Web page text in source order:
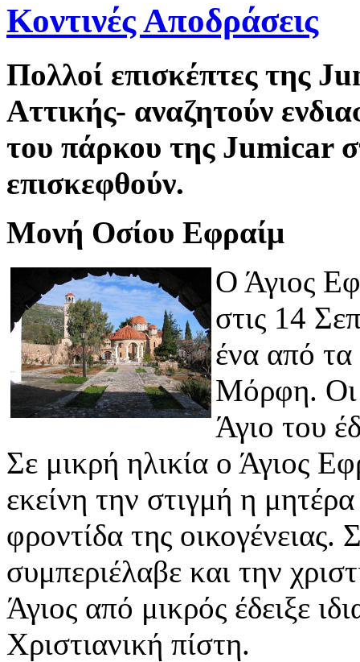
Κοντινές Αποδράσεις
Πολλοί επισκέπτες της
Αττικής- αναζητούν
του πάρκου της Jumicar
επισκεφθούν.
Μονή Οσίου Εφραίμ
Ο Άγιος
στις 14
ένα από τα
Μόρφη. Οι
Άγιο του
Σε μικρή ηλικία ο Άγιος
εκείνη την στιγμή η
φροντίδα της οικογένειας.
συμπεριέλαβε και την
Άγιος από μικρός έδειξε
Χριστιανική πίστη.